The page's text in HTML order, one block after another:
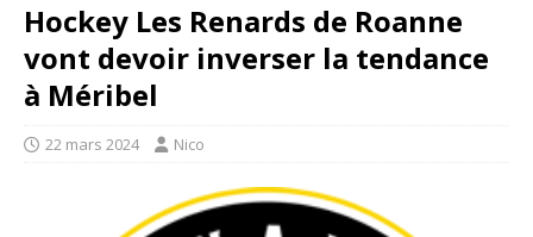
Hockey Les Renards de Roanne
vont devoir inverser la tendance
à Méribel
22 mars 2024 Nico